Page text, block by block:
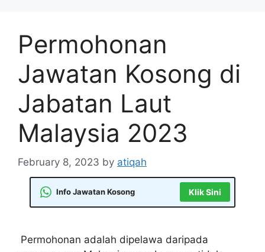
contentPermohonan
Jawatan Kosong di
Jabatan Laut
Malaysia 2023
February 8, 2023 by atiqah
Info Jawatan Kosong Klik Sini
Permohonan adalah dipelawa daripada